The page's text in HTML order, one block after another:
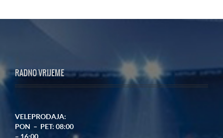
RADNO VRIJEME
VELEPRODAJA:
PON – PET: 08:00